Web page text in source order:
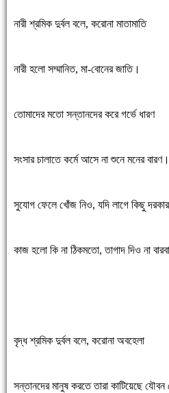
নারী শ্রমিক দুর্বল বলে, করোনা মাতামাতি
নারী হলো সম্মানিত, মা-বোনের জাতি।
তোমাদের মতো সন্তানদের করে গর্ভে ধারণ
সংসার চালাতে কর্মে আসে না শুনে মনের বারণ।
সুযোগ ফেলে খোঁজ নিও, যদি লাগে কিছু দরকার
কাজ হলো কি না ঠিকমতো, তাগাদ দিও না
বৃদ্ধ শ্রমিক দুর্বল বলে, করোনা অবহেলা
সন্তানদের মানুষ করতে তারা কাটিয়েছে যৌবন